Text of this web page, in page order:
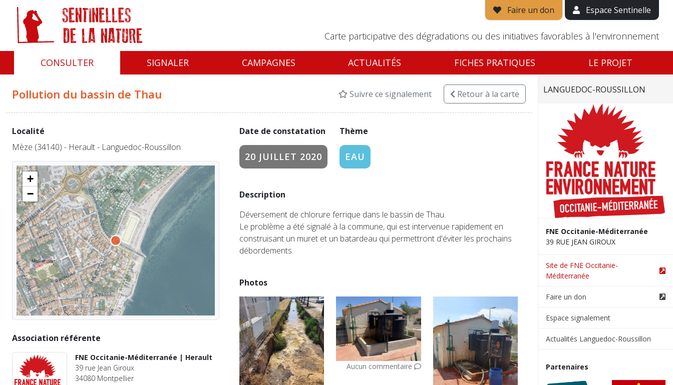
Faire un don Espace Sentinelle
Carte participative des dégradations ou des initiatives favorables à l'environnement
CONSULTER SIGNALER CAMPAGNES ACTUALITÉS FICHES PRATIQUES LE PROJET
Pollution du bassin de Thau Suivre ce signalement Retourà la carte
Date de constatation
20 JUILLET 2020
Thème
EAU
Description
Déversement de chlorure ferrique dans le bassin de Thau.
Le problème a été signalé à la commune, qui est intervenue rapidement en
construisant un muret et un batardeau qui permettront d'éviter les prochains
débordements.
Photos
Aucun commentaire
Localité
Mèze (34140) - Herault - Languedoc-Roussillon
+
−
Association référente
FNE Occitanie-Méditerranée | Herault
39 rue Jean Giroux
34080 Montpellier
LANGUEDOC-ROUSSILLON
FNE Occitanie-Méditerranée
39 RUE JEAN GIROUX
Site de FNE Occitanie-
Méditerranée
Faire un don
Espace signalement
Actualités Languedoc-Roussillon
Partenaires
Panneau de gestion des cookies